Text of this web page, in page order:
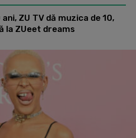
ZU TV dă muzica de 10,
la ZUeet dreams